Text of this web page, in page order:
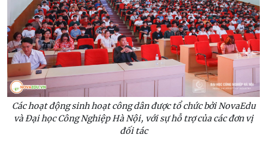
Các hoạt động sinh hoạt công dân được tổ chức bởi NovaEdu
và Đại học Công Nghiệp Hà Nội, với sự hỗ trợ của các đơn vị
đối tác